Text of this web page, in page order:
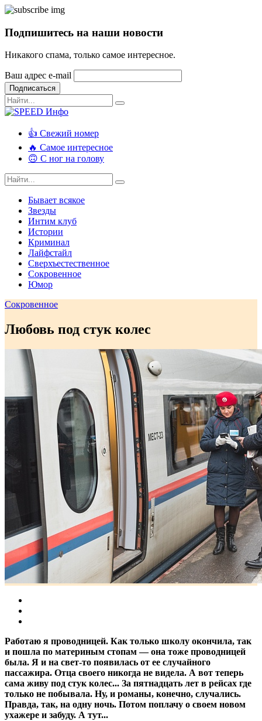
Подпишитесь на наши новости
Никакого спама, только самое интересное.
Ваш адрес e-mail
Подписаться
👍 Свежий номер
🔥 Самое интересное
🙃 С ног на голову
Бывает всякое
Звезды
Интим клуб
Истории
Криминал
Лайфстайл
Сверхъестественное
Сокровенное
Юмор
Сокровенное
Любовь под стук колес
Работаю я проводницей. Как только школу окончила, так
и пошла по материным стопам — она тоже проводницей
была. Я и на свет-то появилась от ее случайного
пассажира. Отца своего никогда не видела. А вот теперь
сама живу под стук колес... За пятнадцать лет в рейсах где
только не побывала. Ну, и романы, конечно, случались.
Правда, так, на одну ночь. Потом поплачу о своем новом
ухажере и забуду. А тут...